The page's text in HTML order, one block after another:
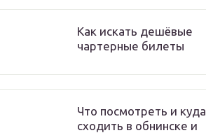
Как искать дешёвые
чартерные билеты
Что посмотреть и куда
сходить в обнинске и